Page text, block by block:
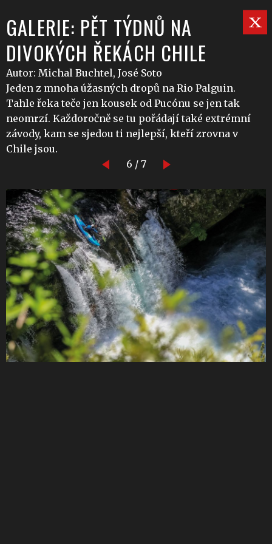
GALERIE: PĚT TÝDNŮ NA
DIVOKÝCH ŘEKÁCH CHILE
Autor: Michal Buchtel, José Soto
Jeden z mnoha úžasných dropů na Rio Palguin.
Tahle řeka teče jen kousek od Pucónu se jen tak
neomrzí. Každoročně se tu pořádají také extrémní
závody, kam se sjedou ti nejlepší, kteří zrovna v
Chile jsou.
6 / 7